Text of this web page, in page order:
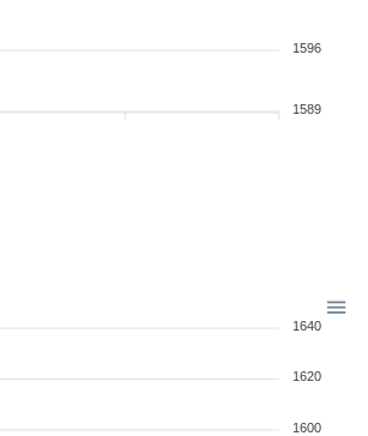
1596
1589
1640
1620
1600